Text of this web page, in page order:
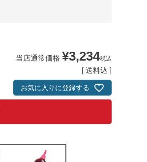
当店通常価格 ¥3,234税込
送料込
お気に入りに登録する